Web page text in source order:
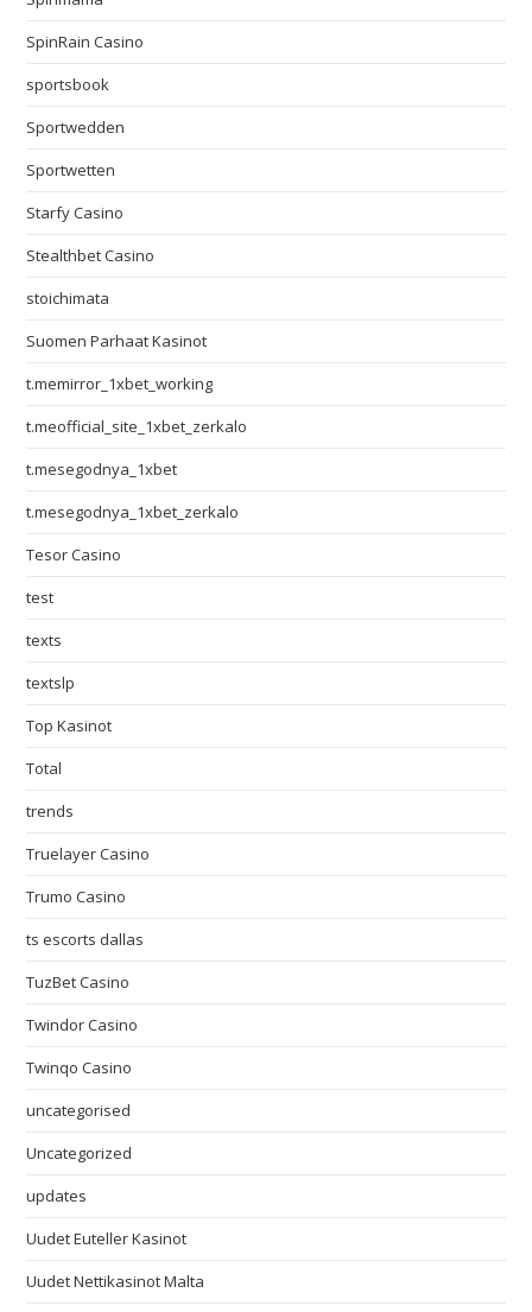
SpinRain Casino
sportsbook
Sportwedden
Sportwetten
Starfy Casino
Stealthbet Casino
stoichimata
Suomen Parhaat Kasinot
t.memirror_1xbet_working
t.meofficial_site_1xbet_zerkalo
t.mesegodnya_1xbet
t.mesegodnya_1xbet_zerkalo
Tesor Casino
test
texts
textslp
Top Kasinot
Total
trends
Truelayer Casino
Trumo Casino
ts escorts dallas
TuzBet Casino
Twindor Casino
Twinqo Casino
uncategorised
Uncategorized
updates
Uudet Euteller Kasinot
Uudet Nettikasinot Malta